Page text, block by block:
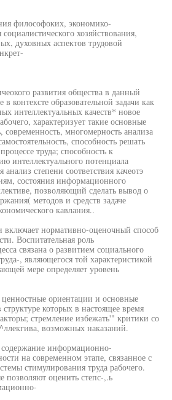
философоких, экономико-
хозяйствования,
духовных аспектов трудовой
развития общества в данный
контексте образовательной задачи как
интеллектуальных качеств* новое
характеризует такие основные
современность, многомерность анализа
способность решать
труда; способность к
интеллектуального потенциала
анализ степени соответствия качеотэ
состояния информационного
позволяющий сделать вывод о
методов и средств задаче
кавлания..
включает нормативно-оценочный способ
Воспитательная роль
связана о развитием социального
, являющегося той характеристикой
мере определяет уровень
ориентации и основные
которых в настоящее время
стремление избежать'" критики со
возможных наказаний.
содержание информационно-
на современном этапе, связанное с
стимулирования труда рабочего.
позволяют оценить степс-,.ь